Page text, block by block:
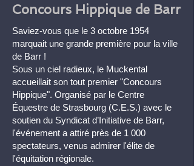
Concours Hippique de Barr
Saviez-vous que le 3 octobre 1954
marquait une grande première pour la ville
de Barr !
Sous un ciel radieux, le Muckental
accueillait son tout premier "Concours
Hippique". Organisé par le Centre
Équestre de Strasbourg (C.E.S.) avec le
soutien du Syndicat d’Initiative de Barr,
l'événement a attiré près de 1 000
spectateurs, venus admirer l'élite de
l'équitation régionale.